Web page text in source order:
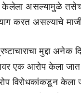
केलेला असल्यामुळे तसेच
करत असल्याचे
मुद्दा
एक आरोप केला जात
विरोधकांकडून